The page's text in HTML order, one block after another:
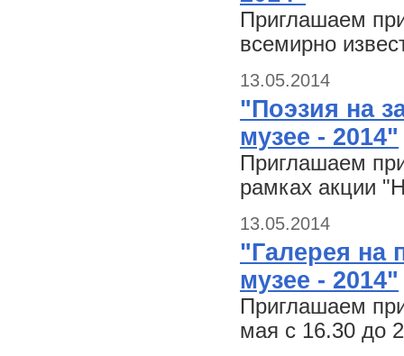
Приглашаем
всемирно
13.05.2014
"Поэзия на
музее - 2014"
Приглашаем
рамках акции
13.05.2014
"Галерея на
музее - 2014"
Приглашаем
мая с 16.30 до